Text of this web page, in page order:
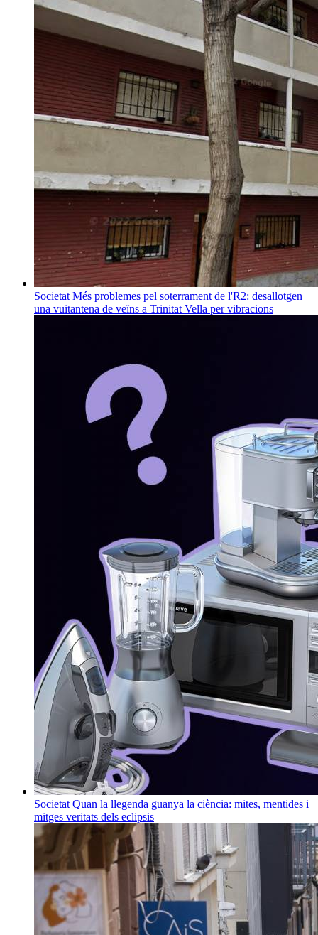
Societat Més problemes pel soterrament de l'R2: desallotgen
una vuitantena de veïns a Trinitat Vella per vibracions
Societat Quan la llegenda guanya la ciència: mites, mentides i
mitges veritats dels eclipsis